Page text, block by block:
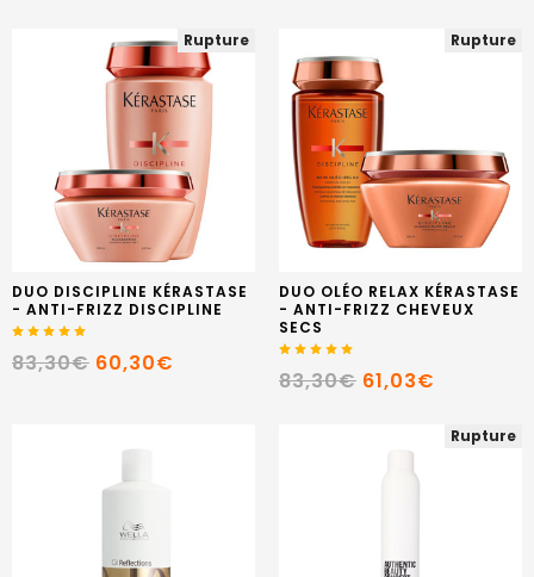
Rupture
DUO DISCIPLINE KÉRASTASE
- ANTI-FRIZZ DISCIPLINE
83,30€ 60,30€
Rupture
DUO OLÉO RELAX KÉRASTASE
- ANTI-FRIZZ CHEVEUX
SECS
83,30€ 61,03€
Rupture